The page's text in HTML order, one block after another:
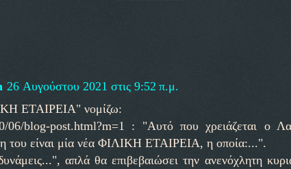
26 Αυγούστου 2021 στις 9:52 π.μ.
ΕΤΑΙΡΕΙΑ" νομίζω:
06/blog-post.html?m=1 : "Αυτό που χρειάζεται ο
του είναι μία νέα ΦΙΛΙΚΗ ΕΤΑΙΡΕΙΑ, η οποία:...".
απλά θα επιβεβαιώσει την ανενόχλητη